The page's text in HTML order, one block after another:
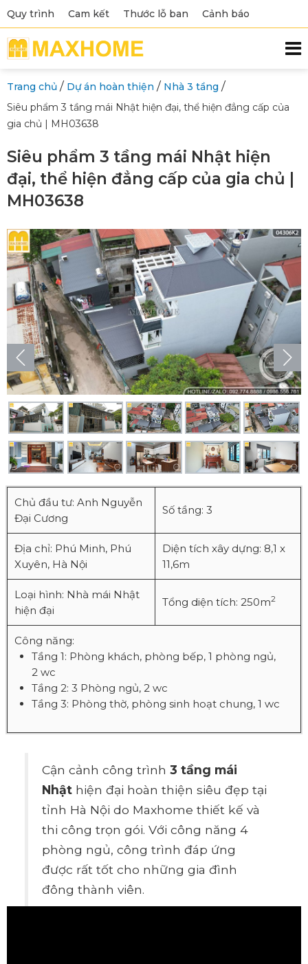
Quy trình Cam kết Thước lỗ ban Cảnh báo
Trang chủ / Dự án hoàn thiện / Nhà 3 tầng /
Siêu phẩm 3 tầng mái Nhật hiện đại, thể hiện đẳng cấp của
gia chủ | MH03638
Siêu phẩm 3 tầng mái Nhật hiện
đại, thể hiện đẳng cấp của gia chủ |
MH03638
Chủ đầu tư: Anh Nguyễn
Đại Cương
Số tầng: 3
Địa chỉ: Phú Minh, Phú
Xuyên, Hà Nội
Diện tích xây dựng: 8,1 x
11,6m
Loại hình: Nhà mái Nhật
hiện đại
Tổng diện tích: 250m2
Công năng:
Tầng 1: Phòng khách, phòng bếp, 1 phòng ngủ,
2 wc
Tầng 2: 3 Phòng ngủ, 2 wc
Tầng 3: Phòng thờ, phòng sinh hoạt chung, 1 wc
Cận cảnh công trình3 tầng mái
Nhật hiện đại hoàn thiện siêu đẹp tại
tỉnh Hà Nội do Maxhome thiết kế và
thi công trọn gói. Với công năng 4
phòng ngủ, công trình đáp ứng
được rất tốt cho những gia đình
đông thành viên.